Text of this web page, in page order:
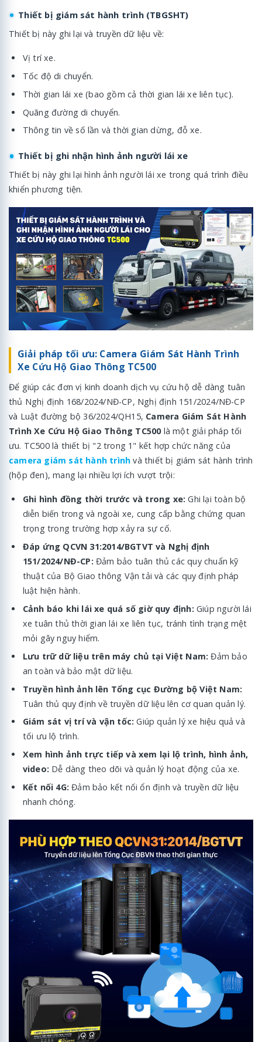
Thiết bị giám sát hành trình (TBGSHT)
Thiết bị này ghi lại và truyền dữ liệu về:
Vị trí xe.
Tốc độ di chuyển.
Thời gian lái xe (bao gồm cả thời gian lái xe liên tục).
Quãng đường di chuyển.
Thông tin về số lần và thời gian dừng, đỗ xe.
Thiết bị ghi nhận hình ảnh người lái xe
Thiết bị này ghi lại hình ảnh người lái xe trong quá trình điều
khiển phương tiện.
Giải pháp tối ưu: Camera Giám Sát Hành Trình
Xe Cứu Hộ Giao Thông TC500
Để giúp các đơn vị kinh doanh dịch vụ cứu hộ dễ dàng tuân
thủ Nghị định 168/2024/NĐ-CP, Nghị định 151/2024/NĐ-CP
và Luật đường bộ 36/2024/QH15, Camera Giám Sát Hành
Trình Xe Cứu Hộ Giao Thông TC500là một giải pháp tối
ưu. TC500 là thiết bị "2 trong 1" kết hợp chức năng của
camera giám sát hành trình và thiết bị giám sát hành trình
(hộp đen), mang lại nhiều lợi ích vượt trội:
Ghi hình đồng thời trước và trong xe: Ghi lại toàn bộ
diễn biến trong và ngoài xe, cung cấp bằng chứng quan
trọng trong trường hợp xảy ra sự cố.
Đáp ứng QCVN 31:2014/BGTVT và Nghị định
151/2024/NĐ-CP: Đảm bảo tuân thủ các quy chuẩn kỹ
thuật của Bộ Giao thông Vận tải và các quy định pháp
luật hiện hành.
Cảnh báo khi lái xe quá số giờ quy định: Giúp người lái
xe tuân thủ thời gian lái xe liên tục, tránh tình trạng mệt
mỏi gây nguy hiểm.
Lưu trữ dữ liệu trên máy chủ tại Việt Nam: Đảm bảo
an toàn và bảo mật dữ liệu.
Truyền hình ảnh lên Tổng cục Đường bộ Việt Nam:
Tuân thủ quy định về truyền dữ liệu lên cơ quan quản lý.
Giám sát vị trí và vận tốc: Giúp quản lý xe hiệu quả và
tối ưu lộ trình.
Xem hình ảnh trực tiếp và xem lại lộ trình, hình ảnh,
video: Dễ dàng theo dõi và quản lý hoạt động của xe.
Kết nối 4G: Đảm bảo kết nối ổn định và truyền dữ liệu
nhanh chóng.